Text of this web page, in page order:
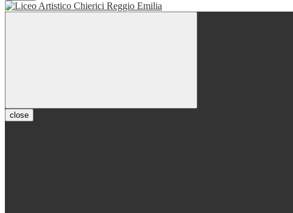
close